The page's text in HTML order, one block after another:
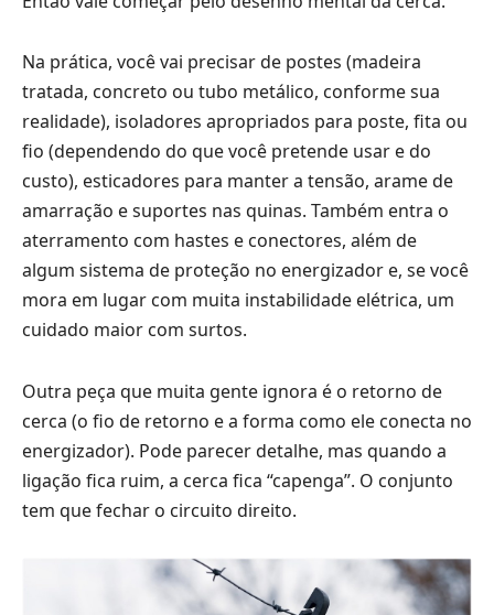
Na prática, você vai precisar de postes (madeira
tratada, concreto ou tubo metálico, conforme sua
realidade), isoladores apropriados para poste, fita ou
fio (dependendo do que você pretende usar e do
custo), esticadores para manter a tensão, arame de
amarração e suportes nas quinas. Também entra o
aterramento com hastes e conectores, além de
algum sistema de proteção no energizador e, se você
mora em lugar com muita instabilidade elétrica, um
cuidado maior com surtos.
Outra peça que muita gente ignora é o retorno de
cerca (o fio de retorno e a forma como ele conecta no
energizador). Pode parecer detalhe, mas quando a
ligação fica ruim, a cerca fica “capenga”. O conjunto
tem que fechar o circuito direito.